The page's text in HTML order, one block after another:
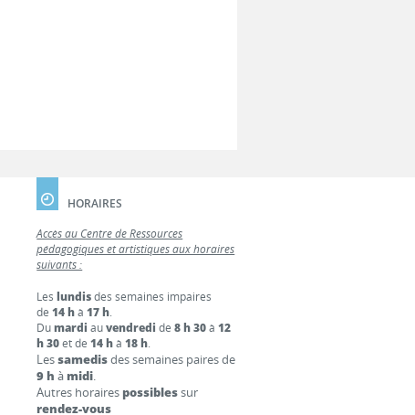
HORAIRES
Accès au Centre de Ressources
pédagogiques et artistiques aux horaires
suivants :
Leslundisdes semaines impaires
de14 hà17 h.
Dumardi auvendredi de8 h 30à12
h 30et de14 hà18 h.
Lessamedisdes semaines paires de
9 h à midi.
Autres horaires possiblessur
rendez-vous